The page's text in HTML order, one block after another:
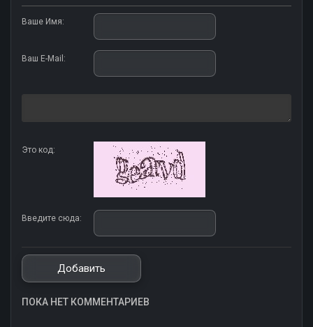
Ваше Имя:
Ваш E-Mail:
Это код:
Введите сюда:
ПОКА НЕТ КОММЕНТАРИЕВ